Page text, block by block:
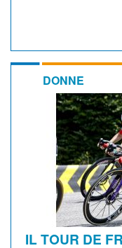
DONNE
IL TOUR DE